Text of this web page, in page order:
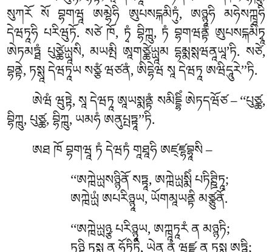
སུཀརོ སོ བྷགཝཱ ཨམྷེཧི ཨུཔསངྐམིཏུཾ, ཨཉྙཱཧི མཧེསཀྑཱཧི
དེཝཏཱཧི པརིཝུཏོ. སཙེ ཁོ, ཏྭཾ བྷིཀྑུ, ཏཾ བྷགཝནྟཾ ཨུཔསངྐམིཏྭཱ
ཨེཏམཏྠཾ པུཙྪེཡྻཱསི, མཡམྤི ཨཱགཙྪེཡྻཱམདྷམྨསྶཝནཱཡཱ’ཏི. སཙེ,
བྷནྟེ, ཏསྶཱ དེཝཏཱཡ སཙྩཾ ཝཙནཾ, ཨིདྷེཝ སཱ དེཝཏཱ ཨཝིདཱུརེ’’ཏི.
ཨེཝཾ ཝུཏྟེ, སཱ དེཝཏཱ ཨཱཡསྨནྟཾ སམིདྡྷིཾ ཨེཏདཝོཙ – ‘‘པུཙྪ,
བྷིཀྑུ, པུཙྪ, བྷིཀྑུ, ཡམཧཾ ཨནུཔྤཏྟཱ’’ཏི.
ཨཐ ཁོ བྷགཝཱ ཏཾ དེཝཏཾ གཱཐཱཧི ཨཛ྄ཛྷབྷཱསི –
‘‘ཨཀྑེཡྻསཉྙིནོ སཏྟཱ, ཨཀྑེཡྻསྨིཾ པཏིཊྛིཏཱ;
ཨཀྑེཡྻཾ ཨཔརིཉྙཱཡ, ཡོགམཱཡནྟི མཙྩུནོ.
‘‘ཨཀྑེཡྻཉྩ པརིཉྙཱཡ, ཨཀྑཱཏཱརཾ ན མཉྙཏི;